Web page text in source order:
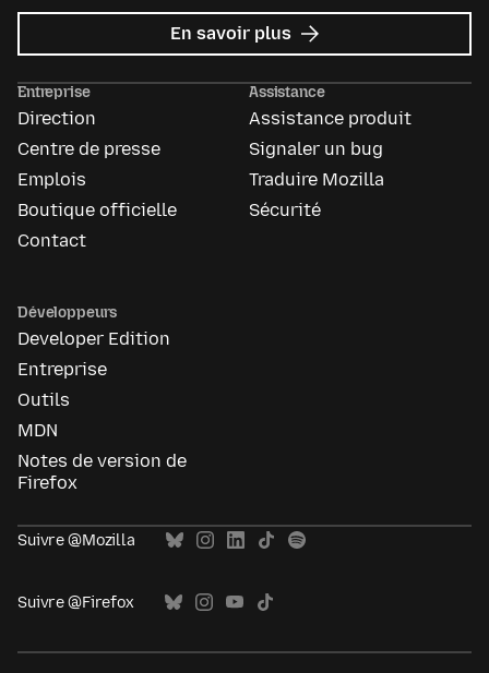
En savoir plus sur
Mozilla
Entreprise
Direction
Centre de presse
Emplois
Boutique officielle
Contact
Assistance
Assistance produit
Signaler un bug
Traduire Mozilla
Sécurité
Développeurs
Developer Edition
Entreprise
Outils
MDN
Notes de version de
Firefox
Suivre @Mozilla
Suivre @Firefox